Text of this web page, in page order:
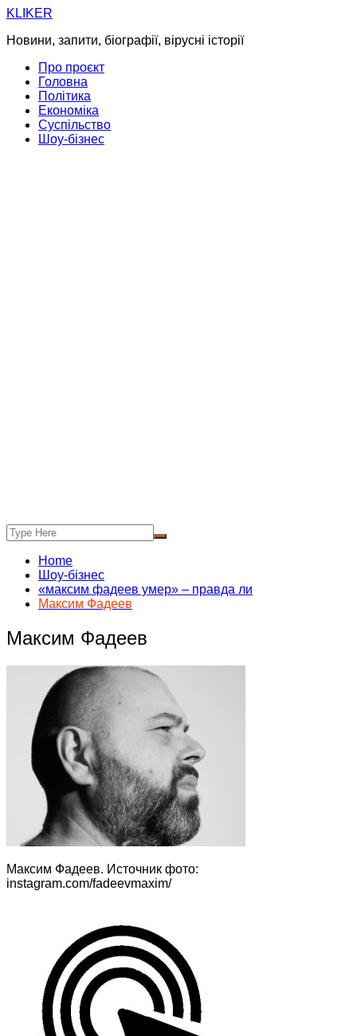
Skip
content
KLIKER
Новини, запити, біографії, вірусні історії
Про проєкт
Головна
Політика
Економіка
Суспільство
Шоу-бізнес
Home
Шоу-бізнес
«максим фадеев умер» – правда ли
Максим Фадеев
Максим Фадеев
Максим Фадеев. Источник фото:
instagram.com/fadeevmaxim/